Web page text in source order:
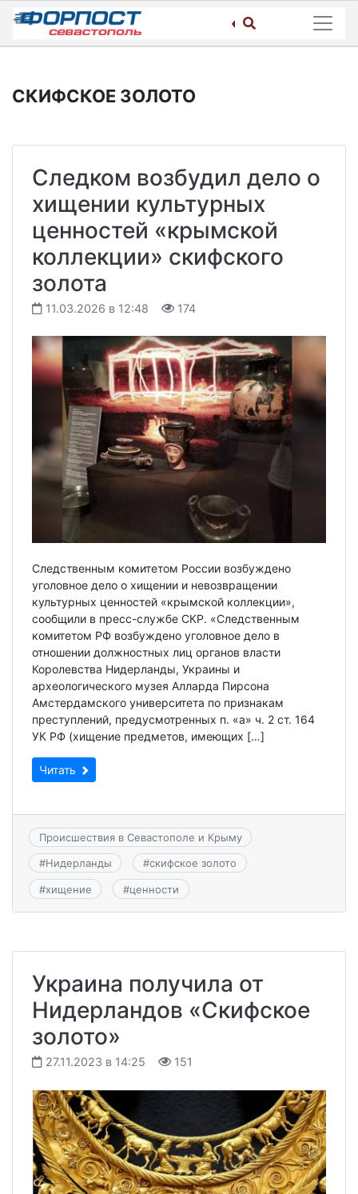
Skip
content
СКИФСКОЕ ЗОЛОТО
Следком возбудил дело о
хищении культурных
ценностей «крымской
коллекции» скифского
золота
11.03.2026 в 12:48 174
Следственным комитетом России возбуждено
уголовное дело о хищении и невозвращении
культурных ценностей «крымской коллекции»,
сообщили в пресс-службе СКР. «Следственным
комитетом РФ возбуждено уголовное дело в
отношении должностных лиц органов власти
Королевства Нидерланды, Украины и
археологического музея Алларда Пирсона
Амстердамского университета по признакам
преступлений, предусмотренных п. «а» ч. 2 ст. 164
УК РФ (хищение предметов, имеющих […]
Читать
Происшествия в Севастополе и Крыму
#Нидерланды #скифское золото
#хищение #ценности
Украина получила от
Нидерландов «Скифское
золото»
27.11.2023 в 14:25 151